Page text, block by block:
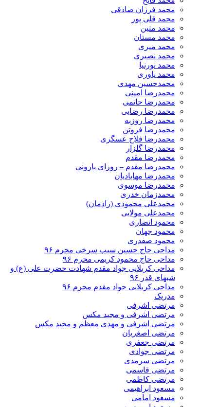
محمد فرزان صادقی
محمد قلی پور
محمد متین
محمد مستان
محمد میری
محمد نصیری
محمد نورنیا
محمد یاوری
محمدحسین مهدی
محمدرضا امینی
محمدرضا حاتمی
محمدرضا رضایی
محمدرضا روزبه
محمدرضا فروتن
محمدرضا فلاح عسگری
محمدرضا گلزار
محمدرضا مقدم
محمدرضا مقدم – روزای بارونی
محمدرضا مهابادیان
محمدرضا موسوی
محمدزمان خدری
محمدعلی محمودی (رادمان)
محمدعلی مولایی
محمود انصاری
محمود جهان
محمود صفدری
مداحی حاج حسین سیب سرخی محرم ۹۶
مداحی حاج محمود کریمی محرم ۹۶
مداحی کربلایی جواد مقدم شهادت حضرت علی (ع) و
شبهای قدر ۹۶
مداحی کربلایی جواد مقدم محرم ۹۶
مدریک
مرتضی اشرفی
مرتضی اشرفی و مجید مکس
مرتضی اشرفی و مهدی معظم و مجید مکس
مرتضی اصغریان
مرتضی جعفری
مرتضی جوادی
مرتضی سرمدی
مرتضی قاسمی
مرتضی کاظمی
مسعود ابراهیمی
مسعود امامی